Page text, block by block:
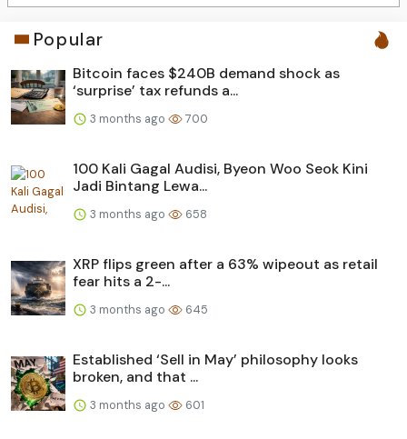
Popular
Bitcoin faces $240B demand shock as
‘surprise’ tax refunds a...
3 months ago 700
100 Kali Gagal Audisi, Byeon Woo Seok Kini
Jadi Bintang Lewa...
3 months ago 658
XRP flips green after a 63% wipeout as retail
fear hits a 2-...
3 months ago 645
Established ‘Sell in May’ philosophy looks
broken, and that ...
3 months ago 601